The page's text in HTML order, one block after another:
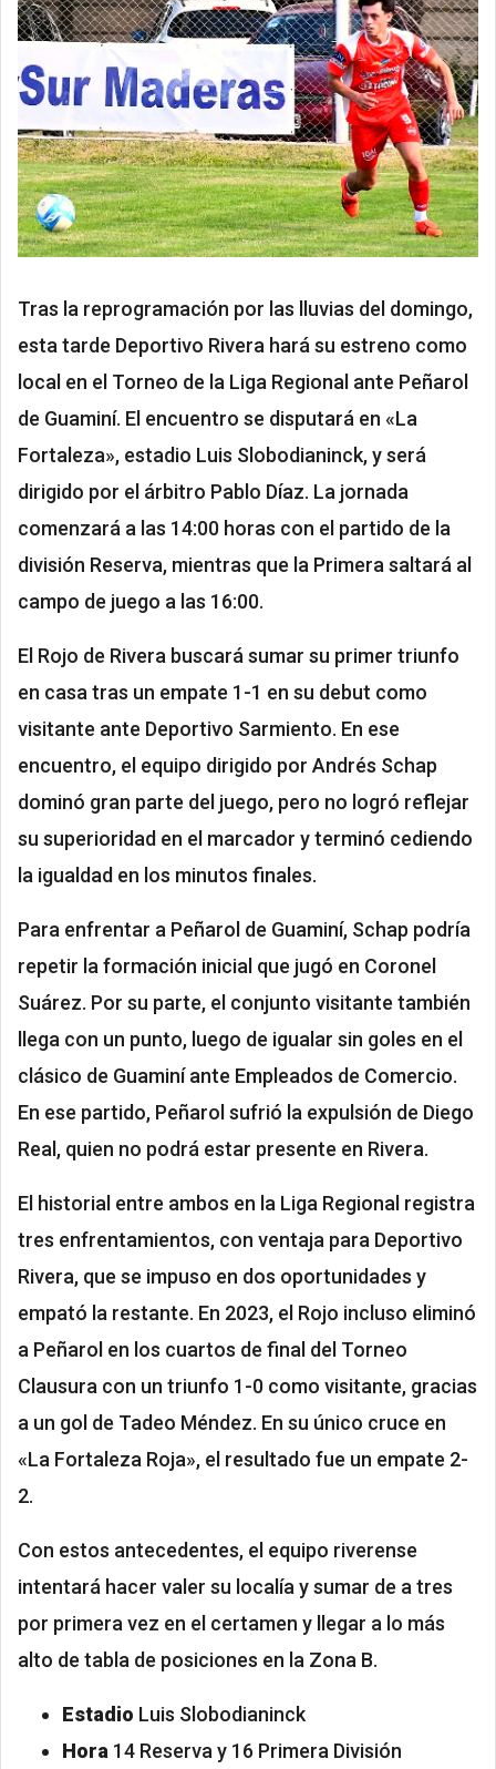
Tras la reprogramación por las lluvias del domingo,
esta tarde Deportivo Rivera hará su estreno como
local en el Torneo de la Liga Regional ante Peñarol
de Guaminí. El encuentro se disputará en «La
Fortaleza», estadio Luis Slobodianinck, y será
dirigido por el árbitro Pablo Díaz. La jornada
comenzará a las 14:00 horas con el partido de la
división Reserva, mientras que la Primera saltará al
campo de juego a las 16:00.
El Rojo de Rivera buscará sumar su primer triunfo
en casa tras un empate 1-1 en su debut como
visitante ante Deportivo Sarmiento. En ese
encuentro, el equipo dirigido por Andrés Schap
dominó gran parte del juego, pero no logró reflejar
su superioridad en el marcador y terminó cediendo
la igualdad en los minutos finales.
Para enfrentar a Peñarol de Guaminí, Schap podría
repetir la formación inicial que jugó en Coronel
Suárez. Por su parte, el conjunto visitante también
llega con un punto, luego de igualar sin goles en el
clásico de Guaminí ante Empleados de Comercio.
En ese partido, Peñarol sufrió la expulsión de Diego
Real, quien no podrá estar presente en Rivera.
El historial entre ambos en la Liga Regional registra
tres enfrentamientos, con ventaja para Deportivo
Rivera, que se impuso en dos oportunidades y
empató la restante. En 2023, el Rojo incluso eliminó
a Peñarol en los cuartos de final del Torneo
Clausura con un triunfo 1-0 como visitante, gracias
a un gol de Tadeo Méndez. En su único cruce en
«La Fortaleza Roja», el resultado fue un empate 2-
2.
Con estos antecedentes, el equipo riverense
intentará hacer valer su localía y sumar de a tres
por primera vez en el certamen y llegar a lo más
alto de tabla de posiciones en la Zona B.
Estadio Luis Slobodianinck
Hora 14 Reserva y 16 Primera División